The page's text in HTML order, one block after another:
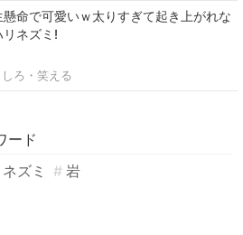
懸命で可愛いｗ太りすぎて起き上がれな
リネズミ!
ろ・笑える
ード
ズミ 岩